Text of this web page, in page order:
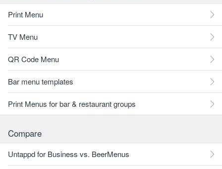
Print Menu
TV Menu
QR Code Menu
Bar menu templates
Print Menus for bar & restaurant groups
Compare
Untappd for Business vs. BeerMenus